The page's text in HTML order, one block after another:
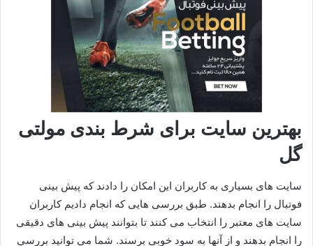
بهترین سایت برای شرط بندی مولتی
گل
سایت های بسیاری به کاربران این امکان را دادند که پیش بینی
فوتبال را انجام بدهند. طبق بررسی‌ هایی که انجام دادیم کاربران
سایت های معتبر را انتخاب می کنند تا بتوانند پیش‌ بینی‌ های دقیقی
را انجام بدهند و از آنها به سود خوبی برسند. شما می توانید بررسی‌